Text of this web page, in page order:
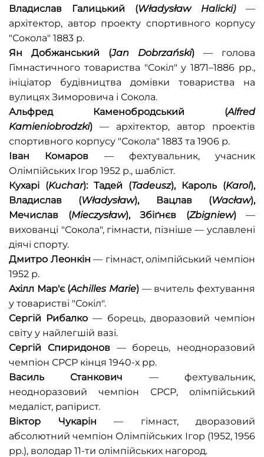
Владислав Галицький (Władysław Halicki)—
архітектор, автор проекту спортивного корпусу
"Сокола" 1883 р.
Ян Добжанський (Jan Dobrzański) — голова
Гімнастичного товариства "Сокіл" у 1871–1886 рр.,
ініціатор будівництва домівки товариства на
вулицях Зиморовича і Сокола.
Альфред Каменобродський (Alfred
Kamienіobrodzki) — архітектор, автор проектів
спортивного корпусу "Сокола" 1883 та 1906 р.
Іван
Комаров — фехтувальник, учасник
Олімпійських Ігор 1952 р., шабліст.
Кухарі (Kuchar): Тадей (Tadeusz), Кароль (Karol),
Владислав (Władysław), Вацлав (Wacław),
Мечислав (Mieczysław), Збіґнєв (Zbigniew)—
вихованці "Сокола", гімнасти, пізніше — уславлені
діячі спорту.
Дмитро Леонкін— гімнаст, олімпійський чемпіон
1952 р.
Ахілл Мар'є(Achilles Marie) — вчитель фехтування
у товаристві "Сокіл".
Сергій Рибалко— борець, дворазовий чемпіон
світу у найлегшій вазі.
Сергій Спиридонов— борець, неодноразовий
чемпіон СРСР кінця 1940-х рр.
Василь
Станкович — фехтувальник,
неодноразовий чемпіон СРСР, олімпійський
медаліст, рапірист.
Віктор Чукарін — гімнаст, дворазовий
абсолютний чемпіон Олімпійських Ігор (1952, 1956
рр.), володар 11-ти олімпійських нагород.